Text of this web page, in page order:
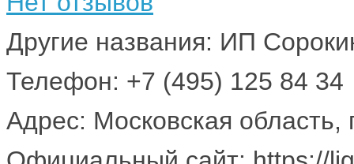
Другие названия: ИП
Телефон: +7 (495) 125 84 34
Адрес: Московская область,